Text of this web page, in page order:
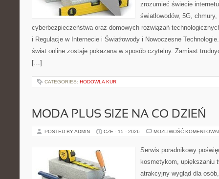
zrozumieć świecie
światłowodów, 5G,
cyberbezpieczeństwa oraz domowych rozwiązań
i Regulacje w Internecie i Światłowody i Nowoczesne
świat online zostaje pokazana w sposób czytelny. Zamiast
[…]
CATEGORIES: HODOWLA KUR
MODA PLUS SIZE NA CO DZIEŃ
POSTED BY ADMIN CZE - 15 - 2026 MOŻLIWOŚĆ
Serwis poradnikowy
kosmetykom, upiększaniu
atrakcyjny wygląd dla